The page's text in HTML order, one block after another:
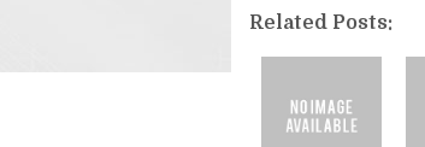
Related Posts: